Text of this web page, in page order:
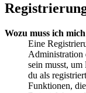
Wozu muss ich
Eine
Administration
sein musst,
du als
Funktionen,